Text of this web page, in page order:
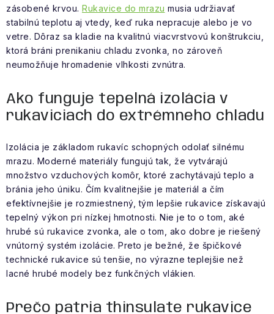
zásobené krvou. Rukavice do mrazu musia udržiavať
stabilnú teplotu aj vtedy, keď ruka nepracuje alebo je vo
vetre. Dôraz sa kladie na kvalitnú viacvrstvovú konštrukciu,
ktorá bráni prenikaniu chladu zvonka, no zároveň
neumožňuje hromadenie vlhkosti zvnútra.
Ako funguje tepelná izolácia v
rukaviciach do extrémneho chladu
Izolácia je základom rukavíc schopných odolať silnému
mrazu. Moderné materiály fungujú tak, že vytvárajú
množstvo vzduchových komôr, ktoré zachytávajú teplo a
bránia jeho úniku. Čím kvalitnejšie je materiál a čím
efektívnejšie je rozmiestnený, tým lepšie rukavice získavajú
tepelný výkon pri nízkej hmotnosti. Nie je to o tom, aké
hrubé sú rukavice zvonka, ale o tom, ako dobre je riešený
vnútorný systém izolácie. Preto je bežné, že špičkové
technické rukavice sú tenšie, no výrazne teplejšie než
lacné hrubé modely bez funkčných vlákien.
Prečo patria thinsulate rukavice